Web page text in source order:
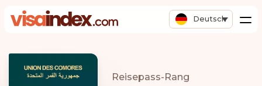
Deutsch
Reisepass-Rang